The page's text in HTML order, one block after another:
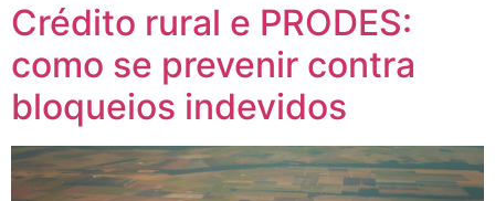
Crédito rural e PRODES:
como se prevenir contra
bloqueios indevidos